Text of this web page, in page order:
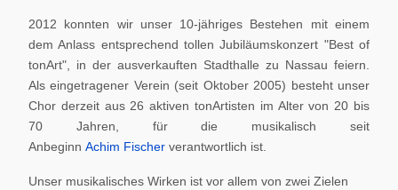
2012 konnten wir unser 10-jähriges Bestehen mit einem
dem Anlass entsprechend tollen Jubiläumskonzert "Best of
tonArt", in der ausverkauften Stadthalle zu Nassau feiern.
Als eingetragener Verein (seit Oktober 2005) besteht unser
Chor derzeit aus 26 aktiven tonArtisten im Alter von 20 bis
70 Jahren, für die musikalisch seit
Anbeginn Achim Fischer verantwortlich ist.
Unser musikalisches Wirken ist vor allem von zwei Zielen